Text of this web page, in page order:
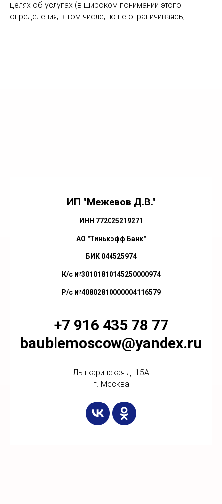
целях об услугах (в широком понимании этого
определения, в том числе, но не ограничиваясь,
ИП "Межевов Д.В."
ИНН 772025219271
АО "Тинькофф Банк"
БИК 044525974
К/с №30101810145250000974
Р/с №40802810000004116579
+7 916 435 78 77
baublemoscow@yandex.ru
Лыткаринская д. 15А
г. Москва